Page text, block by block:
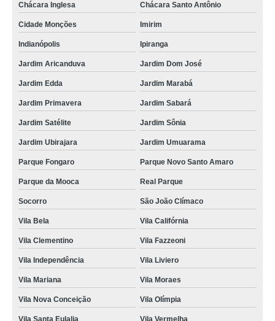
Chácara Inglesa Chácara Santo Antônio
Cidade Monções Imirim
Indianópolis Ipiranga
Jardim Aricanduva Jardim Dom José
Jardim Edda Jardim Marabá
Jardim Primavera Jardim Sabará
Jardim Satélite Jardim Sônia
Jardim Ubirajara Jardim Umuarama
Parque Fongaro Parque Novo Santo Amaro
Parque da Mooca Real Parque
Socorro São João Clímaco
Vila Bela Vila Califórnia
Vila Clementino Vila Fazzeoni
Vila Independência Vila Liviero
Vila Mariana Vila Moraes
Vila Nova Conceição Vila Olímpia
Vila Santa Eulalia
Vila Vermelha